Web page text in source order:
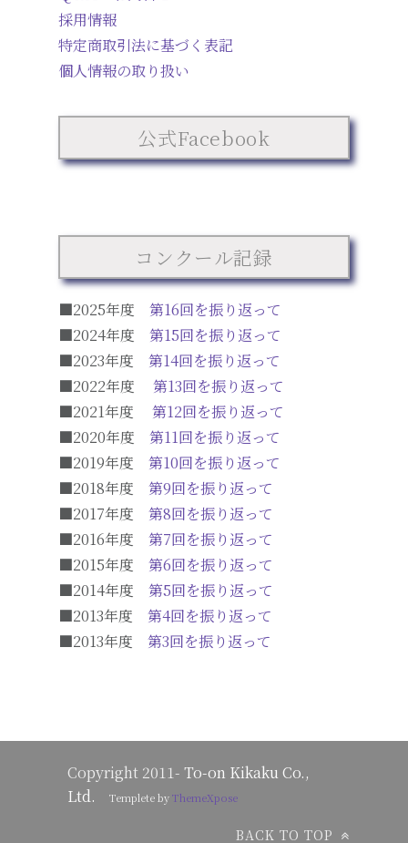
採用情報
特定商取引法に基づく表記
個人情報の取り扱い
公式Facebook
コンクール記録
■2025年度 第16回を振り返って
■2024年度 第15回を振り返って
■2023年度 第14回を振り返って
■2022年度 第13回を振り返って
■2021年度 第12回を振り返って
■2020年度 第11回を振り返って
■2019年度 第10回を振り返って
■2018年度 第9回を振り返って
■2017年度 第8回を振り返って
■2016年度 第7回を振り返って
■2015年度 第6回を振り返って
■2014年度 第5回を振り返って
■2013年度 第4回を振り返って
■2013年度 第3回を振り返って
Copyright 2011- To-on Kikaku Co.,
Ltd.
Templete byThemeXpose
BACK TO TOP